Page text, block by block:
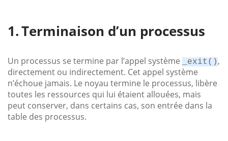
Terminaison d’un processus
Un processus se termine par l’appel système _exit() ,
directement ou indirectement. Cet appel système
n’échoue jamais. Le noyau termine le processus, libère
toutes les ressources qui lui étaient allouées, mais
peut conserver, dans certains cas, son entrée dans la
table des processus.